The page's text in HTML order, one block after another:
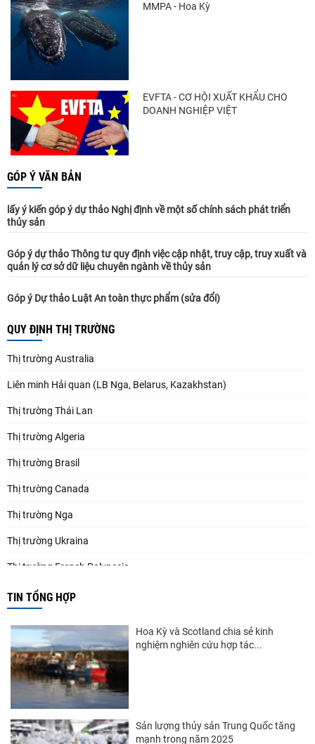
MMPA - Hoa Kỳ
EVFTA - CƠ HỘI XUẤT KHẨU CHO
DOANH NGHIỆP VIỆT
GÓP Ý VĂN BẢN
lấy ý kiến góp ý dự thảo Nghị định về một số chính sách phát triển
thủy sản
Góp ý dự thảo Thông tư quy định việc cập nhật, truy cập, truy xuất và
quản lý cơ sở dữ liệu chuyên ngành về thủy sản
Góp ý Dự thảo Luật An toàn thực phẩm (sửa đổi)
QUY ĐỊNH THỊ TRƯỜNG
Thị trường Australia
Liên minh Hải quan (LB Nga, Belarus, Kazakhstan)
Thị trường Thái Lan
Thị trường Algeria
Thị trường Brasil
Thị trường Canada
Thị trường Nga
Thị trường Ukraina
Thị trường French Polynesia
Thị trường Trung Quốc
Thị trường New Zealand
Thị trường Đài Loan
Thị trường Hàn Quốc
Thị trường Mỹ
TIN TỔNG HỢP
Hoa Kỳ và Scotland chia sẻ kinh
nghiệm nghiên cứu hợp tác...
Sản lượng thủy sản Trung Quốc tăng
mạnh trong năm 2025